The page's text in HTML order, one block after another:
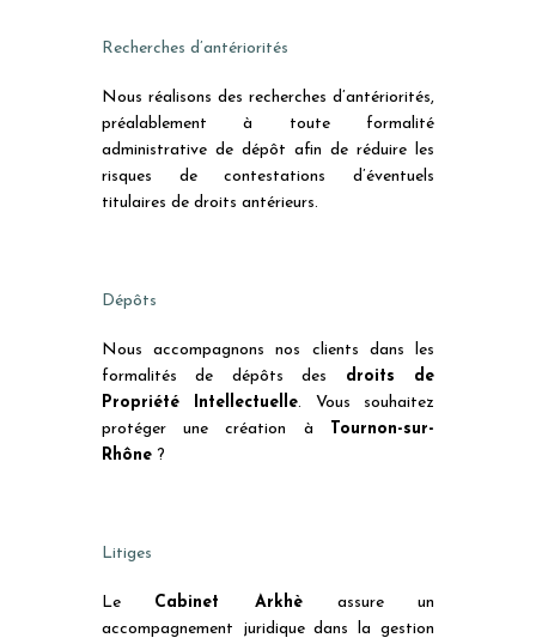
Recherches d’antériorités
Nous réalisons des recherches d’antériorités,
préalablement à toute formalité
administrative de dépôt afin de réduire les
risques de contestations d’éventuels
titulaires de droits antérieurs.
Dépôts
Nous accompagnons nos clients dans les
formalités de dépôts des droits de
Propriété Intellectuelle. Vous souhaitez
protéger une création à
Tournon-sur-
Rhône?
Litiges
Le Cabinet Arkhè assure un
accompagnement juridique dans la gestion